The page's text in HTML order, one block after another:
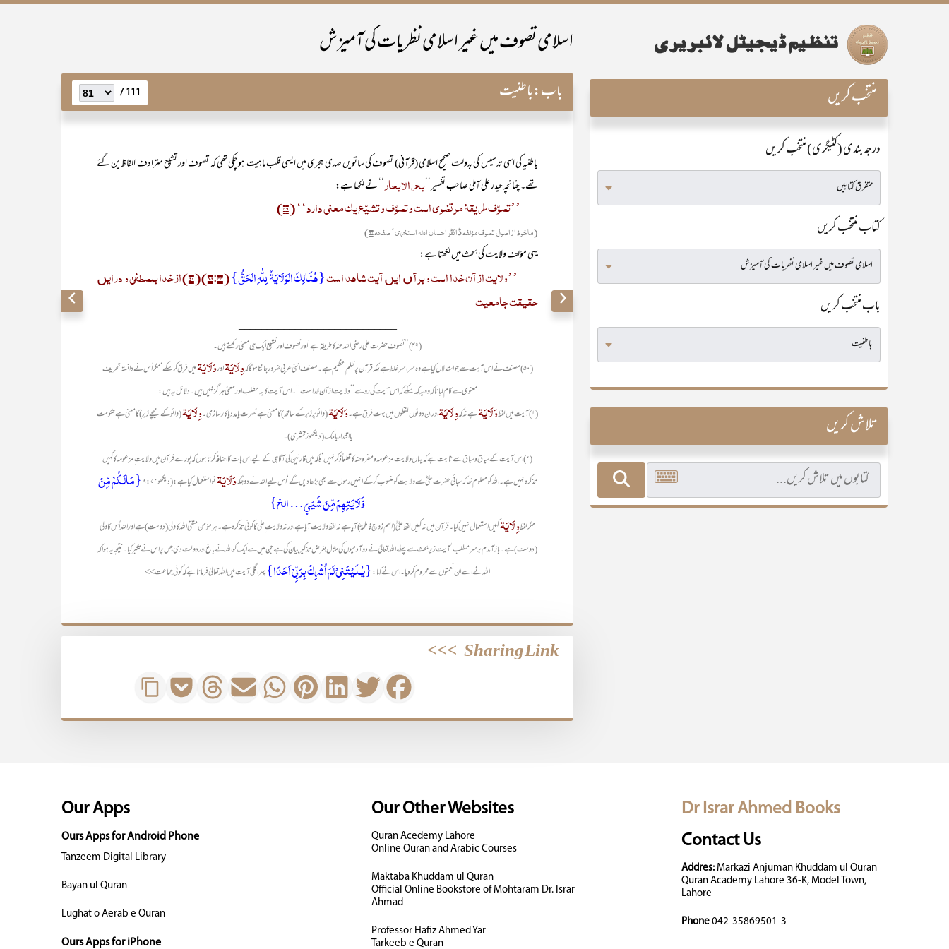
اسلامی تصوف میں غیر اسلامی نظریات کی آمیزش
باب:باطنیت 111 /
باطنیہ کی اسی تدسیس کی بدولت صحیح اسلامی (قرآنی) تصوف کی ساتویں صدی ہجری میں ایسی قلب ماہیت ہو چکی تھی کہ تصوف اور تشیع مترادف الفاظ بن گئے
تھے۔ چنانچہ حیدر علی آملی صاحب تفسیر’’ بحر الابحار‘‘ نے لکھا ہے:
’’تصوّف طریقۂ مرتضوی است و تصوّف و تشیّع یک معنی دارد‘‘ (۴۹)
(ماخوذ از اصول تصوف مؤلفہ ڈاکٹر احسان اللہ استخری‘ صفحہ ۲۰)
یہی مؤلف ولایت کی بحث میں لکھتا ہے:
’’ولایت از آن خدا است و برآں ایں آیت شاہد است{ھُنَالِکَ الْوَلَایَۃُ لِلّٰہِ الْحَقُّ}
(۱۸:۴۴)(۵۰) از خدا بمصطفیٰ و در ایں
حقیقت جامعیت
____________________________
(۴۹) ’’تصوف حضرت علی رضی اللہ عنہ کا طریقہ ہے‘ اور تصوف اور تشیع ایک ہی معنی رکھتے ہیں۔
(۵۰) مصنف نے اس آیت سے جو استدلال کیا ہے وہ سراسر غلط ہے بلکہ قرآن پر ظلم عظیم ہے۔ مصنف اتنی عربی ضرور جانتا ہو گا کہ
وِلَایَۃاوروَلَایَۃمیں فرق کر سکے‘ مگر اُس نے دانستہ تحریف
معنوی سے کام لیا تاکہ وہ یہ کہہ سکے کہ اس آیت کی رو سے ’’ولایت از آن خداست‘‘۔ اس آیت کا یہ مطلب اور معنی ہرگز نہیں ہیں۔ دلائل یہ ہیں:
(۱) آیت میں لفظ
وَلَایَۃہے نہ کہوِلَایَۃاور ان دونوں لفظوں میں بہت فرق ہے۔وَلَایَۃ(وائو پر زبر کے ساتھ) کا معنی ہے نصرت یا مدد یا کارسازی۔وِلَایَۃ(وائو کے نیچے زیر) کا معنی ہے حکومت
یا اقتدار یا ملک (دیکھو زمخشری)۔
(۲) اس آیت کے سیاق و سباق سے ثابت ہے کہ یہاں ولایت مزعومہ و مفروضہ کا قطعاً ذکر نہیں‘ بلکہ میں قارئین کی آگاہی کے لیے اس بات کا اضافہ کرتا ہوں کہ پورے قرآن میں ولایت ِمزعومہ کا کہیں
تذکرہ نہیں ہے۔ اللہ کو معلوم تھا کہ سبائی حضرت علیؓ سے ولایت کو منسوب کر کے انہیں رسول سے بھی بڑھا دیں گے‘ اس لیے اللہ نے دو جگہوَلَایَۃتو استعمال کیا ہے: (دیکھو۸:۷۲
{مَالَـکُمْ مِّنْ
وَّلَایَتِھِمْ مِّنْ شَیْئٍ… الخ}
مگر لفظوِلَایَۃکہیں استعمال نہیں کیا۔ قرآن میں نہ کہیں لفظ علیؓ (اسم زوجِ فاطمہؓ) آیا ہے نہ لفظ ولایت آیا ہے اور نہ ولایت ِعلی کا کوئی تذکرہ ہے۔ ہر مؤمن متقی اللہ کا ولی (دوست) ہے اور اللہ اُس کا ولی
(دوست) ہے۔ باز آمدم برسرمطلب‘ آیت زیر بحث سے پہلے اللہ تعالیٰ نے دو آدمیوں کی مثال بغرض تذکیر بیان کی ہے جن میں سے ایک کو اللہ نے باغ اور دولت دی جس پر اس نے تکبر کیا۔ نتیجہ یہ ہوا کہ
اللہ نے اسے ان نعمتوں سے محروم کر دیا۔ اس نے کہا :{یٰـلَیْتَنِیْ لَمْ اُشْرِکْ بِرَبِّیْ اَحَدًا}پھر اگلی آیت میں اللہ تعالیٰ فرماتا ہے کہ کوئی جماعت >>
Sharing Link
>>>
منتخب کریں
درجہ بندی (کٹیگری) منتخب کریں
کتاب منتخب کریں
باب منتخب کریں
تلاش کریں
Dr Israr Ahmed Books
Contact Us
Addres:Markazi Anjuman Khuddam ul Quran
Quran Academy Lahore 36-K, Model Town,
Lahore
Phone 042-35869501-3
Our Other Websites
Quran Acedemy Lahore
Online Quran and Arabic Courses
Maktaba Khuddam ul Quran
Official Online Bookstore of Mohtaram Dr. Israr
Ahmad
Professor Hafiz Ahmed Yar
Tarkeeb e Quran
Our Apps
Ours Apps for Android Phone
Tanzeem Digital Library
Bayan ul Quran
Lughat o Aerab e Quran
Ours Apps for iPhone